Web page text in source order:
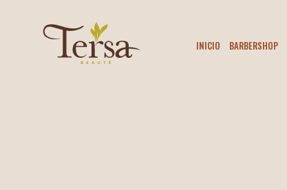
INICIO BARBERSHOP